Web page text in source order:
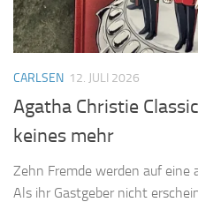
CARLSEN 12. JULI 2026
Agatha Christie
keines mehr
Zehn Fremde werden auf eine
Als ihr Gastgeber nicht